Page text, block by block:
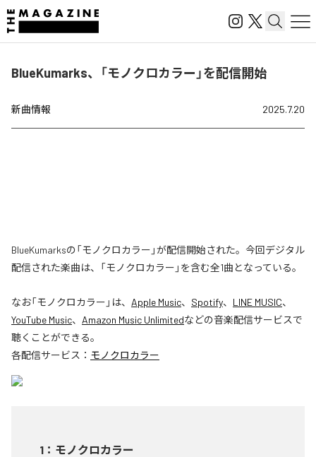
BlueKumarks、「モノクロカラー」を配信開始
新曲情報 2025.7.20
BlueKumarksの「モノクロカラー」が配信開始された。今回デジタル
配信された楽曲は、「モノクロカラー」を含む全1曲となっている。
なお「モノクロカラー 」は、 Apple Music、 Spotify、 LINE MUSIC、
YouTube Music、 Amazon Music Unlimitedなどの音楽配信サービスで
聴くことができる。
各配信サービス： モノクロカラー
1 ： モノクロカラー